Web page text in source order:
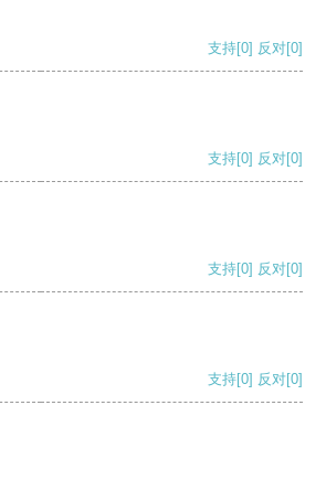
支持[0] 反对[0]
支持[0] 反对[0]
支持[0] 反对[0]
支持[0] 反对[0]